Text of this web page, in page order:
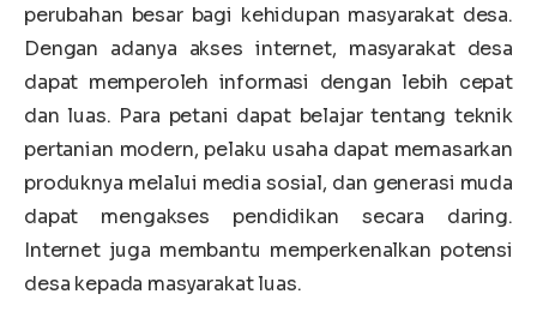
perubahan besar bagi kehidupan masyarakat desa.
Dengan adanya akses internet, masyarakat desa
dapat memperoleh informasi dengan lebih cepat
dan luas. Para petani dapat belajar tentang teknik
pertanian modern, pelaku usaha dapat memasarkan
produknya melalui media sosial, dan generasi muda
dapat mengakses pendidikan secara daring.
Internet juga membantu memperkenalkan potensi
desa kepada masyarakat luas.